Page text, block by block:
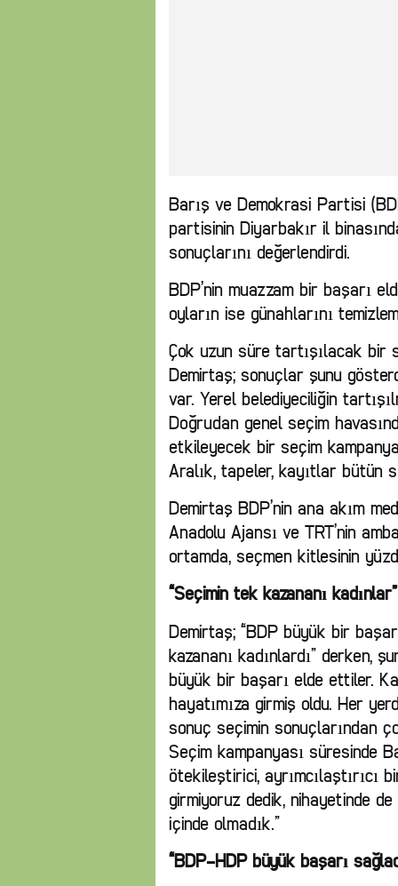
Barış ve Demokrasi Partisi
partisinin Diyarbakır il
sonuçlarını değerlendirdi.
BDP’nin muazzam bir başarı
oyların ise günahlarını
Çok uzun süre tartışılacak bir
Demirtaş; sonuçlar şunu
var. Yerel belediyeciliğin
Doğrudan genel seçim
etkileyecek bir seçim
Aralık, tapeler, kayıtlar bütün
Demirtaş BDP’nin ana akım
Anadolu Ajansı ve TRT’nin
ortamda, seçmen kitlesinin
“Seçimin tek kazananı kadınlar”
Demirtaş; “BDP büyük bir
kazananı kadınlardı” derken,
büyük bir başarı elde ettiler.
hayatımıza girmiş oldu. Her
sonuç seçimin sonuçlarından
Seçim kampanyası süresinde
ötekileştirici, ayrımcılaştırıcı
girmiyoruz dedik, nihayetinde
içinde olmadık.”
“BDP-HDP büyük başarı